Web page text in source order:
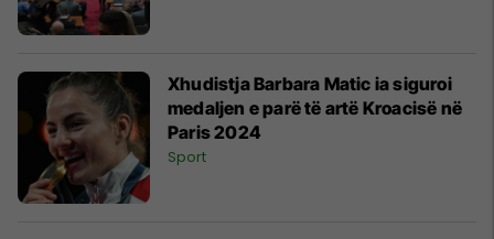
Xhudistja Barbara Matic ia siguroi
medaljen e parë të artë Kroacisë në
Paris 2024
Sport